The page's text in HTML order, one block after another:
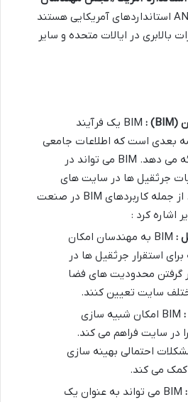
ANSI/ASME استانداردهای آمریکایی هستند
بالابری در ایالات متحده و سایر
(BIM) :
BIM یک فرآیند
بعدی است که اطلاعات جامعی
در مورد پروژه ساختمانی ارائه می دهد. BIM می تواند در
جرثقیل ها در سایت های
ساختمانی بسیار موثر باشد. از جمله کاربردهای BIM در صنعت
اشاره کرد :
:
BIM به مهندسان امکان
استقرار جرثقیل ها در
گرفتن محدودیت های فضا
سایت تعیین کنند.
BIM امکان شبیه سازی
در سایت فراهم می کند.
احتمالی بهینه سازی
کمک می کند.
BIM می تواند به عنوان یک